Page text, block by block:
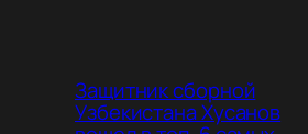
Защитник сборной
Узбекистана Хусанов